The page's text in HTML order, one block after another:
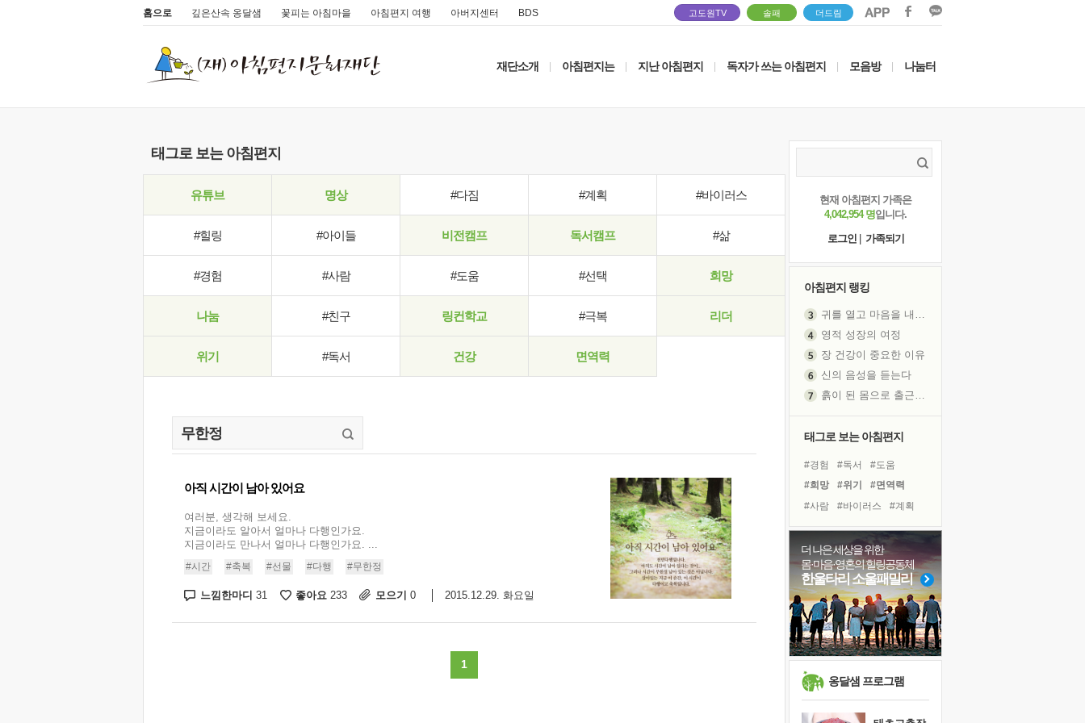
홈으로 깊은산속 옹달샘 꽃피는 아침마을 아침편지 여행 아버지센터 BDS 고도원TV 솔패 더드림
재단소개 아침편지는 지난 아침편지 독자가 쓰는 아침편지 모음방 나눔터
태그로 보는 아침편지
유튜브 명상 #다짐 #계획 #바이러스
#힐링 #아이들 비전캠프 독서캠프 #삶
#경험 #사람 #도움 #선택 희망
나눔 #친구 링컨학교 #극복 리더
위기 #독서 건강 면역력
아직 시간이 남아 있어요
여러분, 생각해 보세요.
지금이라도 알아서 얼마나 다행인가요.
지금이라도 만나서 얼마나 다행인가요. ...
#시간 #축복 #선물 #다행 #무한정
느낌한마디 31 좋아요 233 모으기 0 2015.12.29. 화요일
1
현재 아침편지 가족은
4,042,954 명입니다.
로그인
가족되기
아침편지 랭킹
귀를 열고 마음을 내어주고
영적 성장의 여정
장 건강이 중요한 이유
신의 음성을 듣는다
흙이 된 몸으로 출근하는 여자
졸업식 사진을 보며
극심한 변비, 어깨결림, 수면 장애
보고 싶은 어머니
마음이 멈춰 버린 곳
유년 시절의 부산 영도 바다
못된 꼰대들
희망이란
'모른다'는 것
태그로 보는 아침편지
#경험 #독서
#도움
#희망
#위기
#면역력
#사람
#바이러스
#계획
#다짐
#나눔
#링컨학교
#극복
#친구 #리더
#삶
#명상
#독서캠프
#아이들
#선택
#건강
#힐링
더 나은 세상을 위한
몸·마음·영혼의 힐링공동체
한울타리 소울패밀리
옹달샘 프로그램